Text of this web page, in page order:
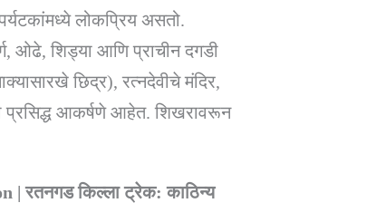
लोकप्रिय असतो.
ओढे, शिड्या आणि प्राचीन दगडी
छिद्र), रत्नदेवीचे मंदिर,
प्रसिद्ध आकर्षणे आहेत. शिखरावरून
रतनगड किल्ला ट्रेक: काठिन्य